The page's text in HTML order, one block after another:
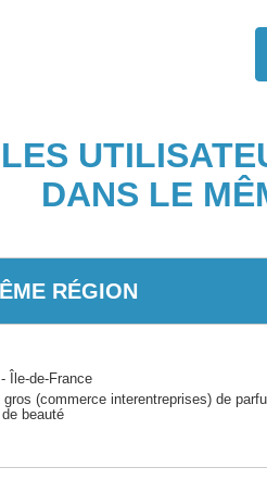
LES
DANS LE
RÉGION
Île-de-France
(commerce interentreprises) de
beauté